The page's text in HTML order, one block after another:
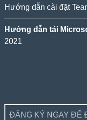
Hướng dẫn cài đặt
Hướng dẫn tải
2021
ĐĂNG KÝ NGAY ĐỂ